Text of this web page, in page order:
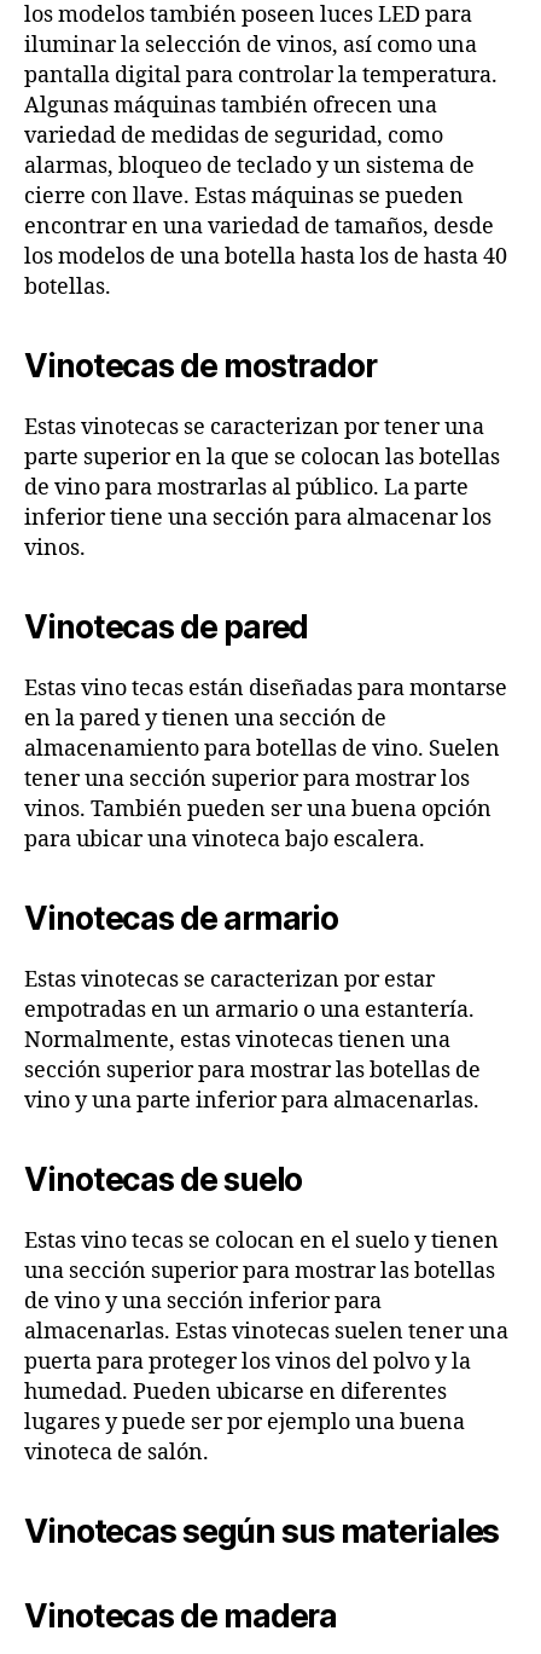
los modelos también poseen luces LED para
iluminar la selección de vinos, así como una
pantalla digital para controlar la temperatura.
Algunas máquinas también ofrecen una
variedad de medidas de seguridad, como
alarmas, bloqueo de teclado y un sistema de
cierre con llave. Estas máquinas se pueden
encontrar en una variedad de tamaños, desde
los modelos de una botella hasta los de hasta 40
botellas.
Vinotecas de mostrador
Estas vinotecas se caracterizan por tener una
parte superior en la que se colocan las botellas
de vino para mostrarlas al público. La parte
inferior tiene una sección para almacenar los
vinos.
Vinotecas de pared
Estas vino tecas están diseñadas para montarse
en la pared y tienen una sección de
almacenamiento para botellas de vino. Suelen
tener una sección superior para mostrar los
vinos. También pueden ser una buena opción
para ubicar una vinoteca bajo escalera.
Vinotecas de armario
Estas vinotecas se caracterizan por estar
empotradas en un armario o una estantería.
Normalmente, estas vinotecas tienen una
sección superior para mostrar las botellas de
vino y una parte inferior para almacenarlas.
Vinotecas de suelo
Estas vino tecas se colocan en el suelo y tienen
una sección superior para mostrar las botellas
de vino y una sección inferior para
almacenarlas. Estas vinotecas suelen tener una
puerta para proteger los vinos del polvo y la
humedad. Pueden ubicarse en diferentes
lugares y puede ser por ejemplo una buena
vinoteca de salón.
Vinotecas según sus materiales
Vinotecas de madera